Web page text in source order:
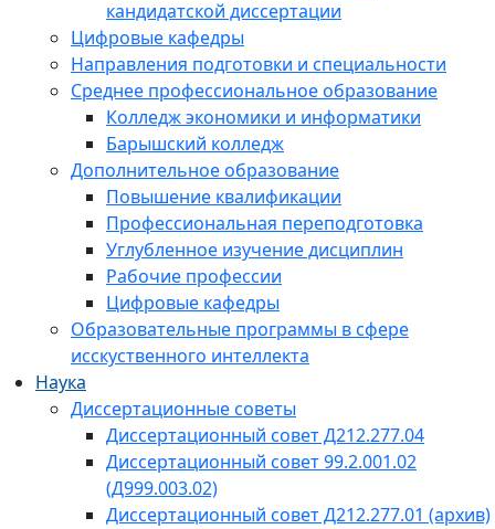
кандидатской диссертации
Цифровые кафедры
Направления подготовки и специальности
Среднее профессиональное образование
Колледж экономики и информатики
Барышский колледж
Дополнительное образование
Повышение квалификации
Профессиональная переподготовка
Углубленное изучение дисциплин
Рабочие профессии
Цифровые кафедры
Образовательные программы в сфере
исскуственного интеллекта
Наука
Диссертационные советы
Диссертационный совет Д212.277.04
Диссертационный совет 99.2.001.02
(Д999.003.02)
Диссертационный совет Д212.277.01 (архив)